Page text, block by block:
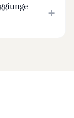
+